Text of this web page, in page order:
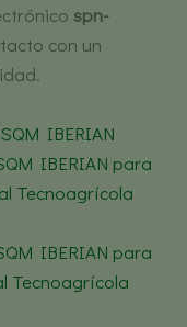
spn-
con un
IBERIAN
IBERIAN para
Tecnoagrícola
IBERIAN para
Tecnoagrícola